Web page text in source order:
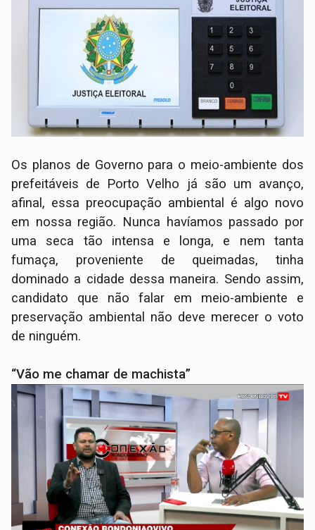
Os planos de Governo para o meio-ambiente dos
prefeitáveis de Porto Velho já são um avanço,
afinal, essa preocupação ambiental é algo novo
em nossa região. Nunca havíamos passado por
uma seca tão intensa e longa, e nem tanta
fumaça, proveniente de queimadas, tinha
dominado a cidade dessa maneira. Sendo assim,
candidato que não falar em meio-ambiente e
preservação ambiental não deve merecer o voto
de ninguém.
“Vão me chamar de machista”